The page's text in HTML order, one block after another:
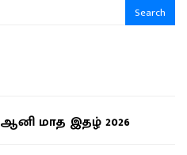
Search
மாத இதழ் 2026